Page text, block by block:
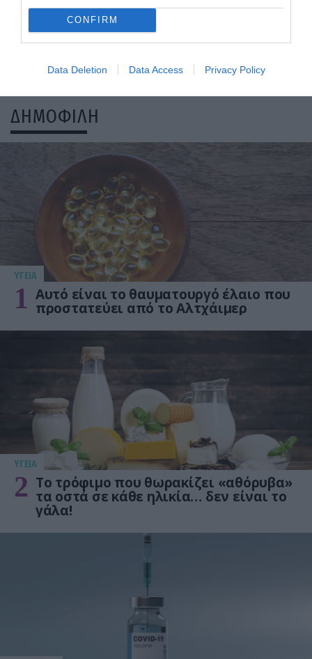
CONFIRM
Data Deletion Data Access Privacy Policy
31.07.2026 15:06
ΔΗΜΟΦΙΛΗ
ΥΓΕΙΑ
1 Αυτό είναι το θαυματουργό έλαιο που
προστατεύει από το Αλτχάιμερ
ΥΓΕΙΑ
2 Το τρόφιμο που θωρακίζει «αθόρυβα»
τα οστά σε κάθε ηλικία… δεν είναι το
γάλα!